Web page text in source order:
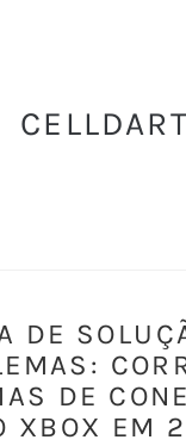
CELLDART
DE
DE
XBOX EM